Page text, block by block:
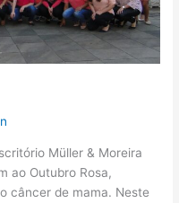
Müller & Moreira
ao Outubro Rosa,
câncer de mama. Neste